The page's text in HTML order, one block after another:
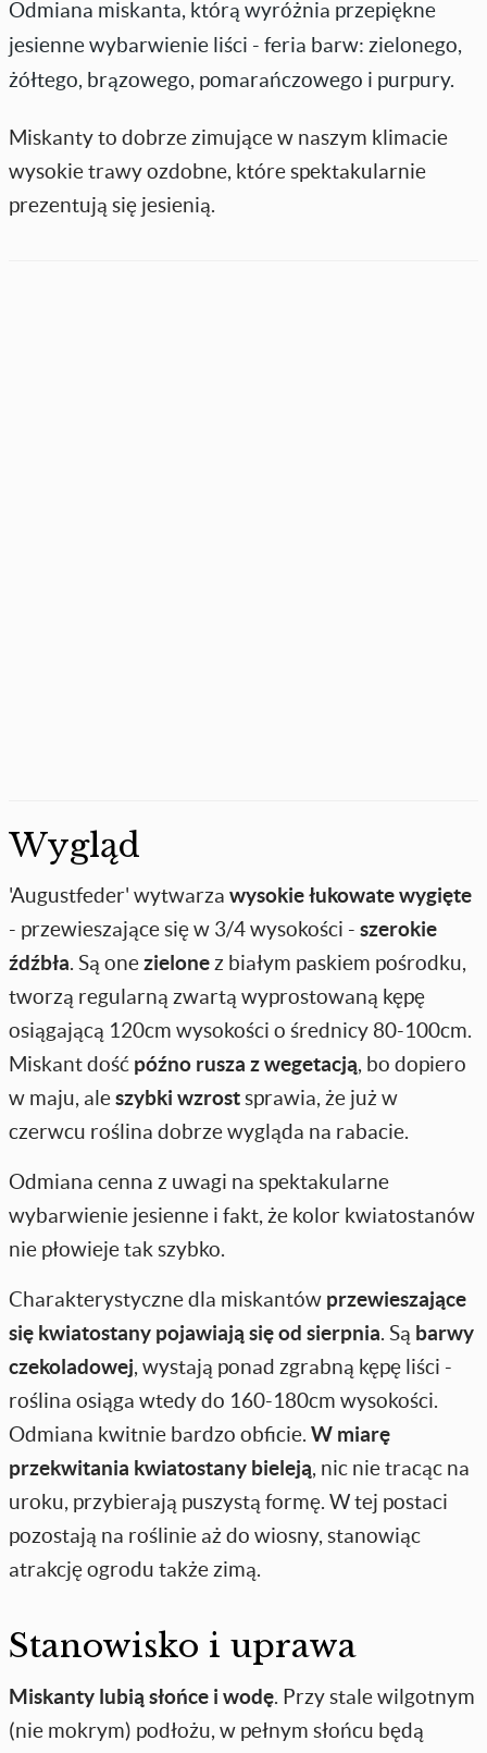
Odmiana miskanta, którą wyróżnia przepiękne
jesienne wybarwienie liści - feria barw: zielonego,
żółtego, brązowego, pomarańczowego i purpury.
Miskanty to dobrze zimujące w naszym klimacie
wysokie trawy ozdobne, które spektakularnie
prezentują się jesienią.
Wygląd
'Augustfeder' wytwarza wysokie łukowate wygięte
- przewieszające się w 3/4 wysokości - szerokie
źdźbła. Są onezielone z białym paskiem pośrodku,
tworzą regularną zwartą wyprostowaną kępę
osiągającą 120cm wysokości o średnicy 80-100cm.
Miskant dość późno rusza z wegetacją, bo dopiero
w maju, aleszybki wzrostsprawia, że już w
czerwcu roślina dobrze wygląda na rabacie.
Odmiana cenna z uwagi na spektakularne
wybarwienie jesienne i fakt, że kolor kwiatostanów
nie płowieje tak szybko.
Charakterystyczne dla miskantów przewieszające
się kwiatostany pojawiają się od sierpnia. Są barwy
czekoladowej, wystają ponad zgrabną kępę liści -
roślina osiąga wtedy do 160-180cm wysokości.
Odmiana kwitnie bardzo obficie. W miarę
przekwitania kwiatostany bieleją, nic nie tracąc na
uroku, przybierają puszystą formę. W tej postaci
pozostają na roślinie aż do wiosny, stanowiąc
atrakcję ogrodu także zimą.
Stanowisko i uprawa
Miskanty lubią słońce i wodę. Przy stale wilgotnym
(nie mokrym) podłożu, w pełnym słońcu będą